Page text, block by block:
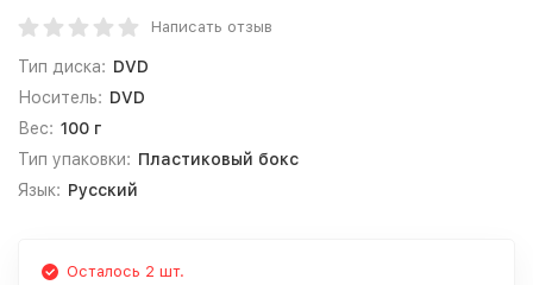
Написать отзыв
Тип диска: DVD
Носитель: DVD
Вес: 100 г
Тип упаковки: Пластиковый бокс
Язык: Русский
Осталось 2 шт.